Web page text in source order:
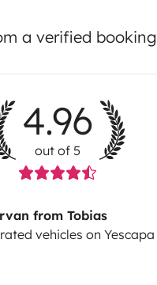
a verified booking
4.96
out of 5
from Tobias
vehicles on Yescapa